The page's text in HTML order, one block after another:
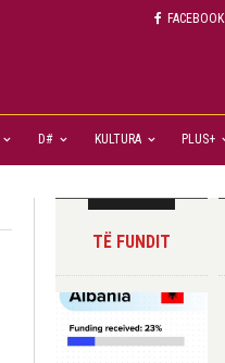
FACEBOOK
D# KULTURA PLUS+
TË FUNDIT